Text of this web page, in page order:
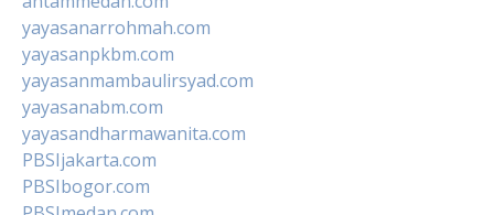
yayasanarrohmah.com
yayasanpkbm.com
yayasanmambaulirsyad.com
yayasanabm.com
yayasandharmawanita.com
PBSIjakarta.com
PBSIbogor.com